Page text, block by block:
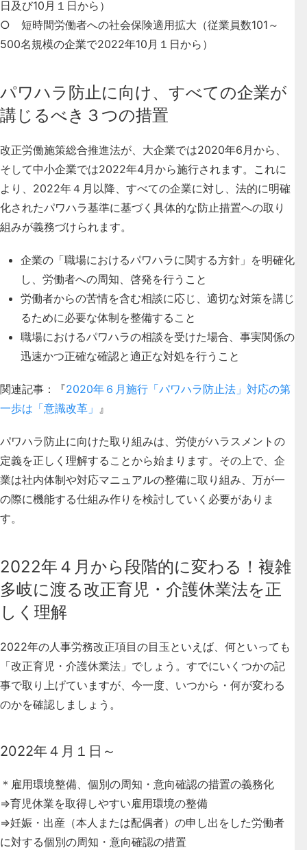
日及び10月１日から）
○ 短時間労働者への社会保険適用拡大（従業員数101～
500名規模の企業で2022年10月１日から）
パワハラ防止に向け、すべての企業が
講じるべき３つの措置
改正労働施策総合推進法が、大企業では2020年6月から、
そして中小企業では2022年4月から施行されます。これに
より、 2022年４月以降、すべての企業に対し、法的に明確
化されたパワハラ基準に基づく具体的な防止措置への取り
組みが義務づけられます。
企業の「職場におけるパワハラに関する方針」を明確化
し、労働者への周知、啓発を行うこと
労働者からの苦情を含む相談に応じ、適切な対策を講じ
るために必要な体制を整備すること
職場におけるパワハラの相談を受けた場合、事実関係の
迅速かつ正確な確認と適正な対処を行うこと
関連記事：『2020年６月施行「パワハラ防止法」対応の第
一歩は「意識改革」
』
パワハラ防止に向けた取り組みは、労使がハラスメントの
定義を正しく理解することから始まります。その上で、企
業は社内体制や対応マニュアルの整備に取り組み、万が一
の際に機能する仕組み作りを検討していく必要がありま
す。
2022年４月から段階的に変わる！複雑
多岐に渡る改正育児・介護休業法を正
しく理解
2022年の人事労務改正項目の目玉といえば、何といっても
「改正育児・介護休業法」 でしょう。すでにいくつかの記
事で取り上げていますが、今一度、いつから・何が変わる
のかを確認しましょう。
2022年４月１日～
＊雇用環境整備、個別の周知・意向確認の措置の義務化
⇒育児休業を取得しやすい雇用環境の整備
⇒妊娠・出産（本人または配偶者）の申し出をした労働者
に対する個別の周知・意向確認の措置